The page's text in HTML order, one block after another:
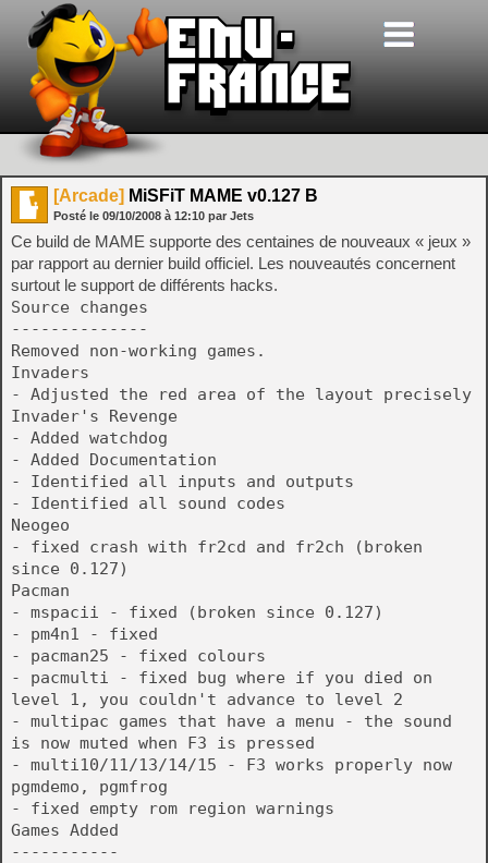
[Arcade] MiSFiT MAME v0.127 B
Posté le 09/10/2008 à 12:10 par Jets
Ce build de MAME supporte des centaines de nouveaux « jeux »
par rapport au dernier build officiel. Les nouveautés concernent
surtout le support de différents hacks.
Source changes
--------------
Removed non-working games.
Invaders
- Adjusted the red area of the layout precisely
Invader's Revenge
- Added watchdog
- Added Documentation
- Identified all inputs and outputs
- Identified all sound codes
Neogeo
- fixed crash with fr2cd and fr2ch (broken
since 0.127)
Pacman
- mspacii - fixed (broken since 0.127)
- pm4n1 - fixed
- pacman25 - fixed colours
- pacmulti - fixed bug where if you died on
level 1, you couldn't advance to level 2
- multipac games that have a menu - the sound
is now muted when F3 is pressed
- multi10/11/13/14/15 - F3 works properly now
pgmdemo, pgmfrog
- fixed empty rom region warnings
Games Added
-----------